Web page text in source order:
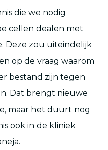
die we nodig
cellen dealen met
Deze zou uiteindelijk
op de vraag waarom
bestand zijn tegen
Dat brengt nieuwe
maar het duurt nog
ook in de kliniek